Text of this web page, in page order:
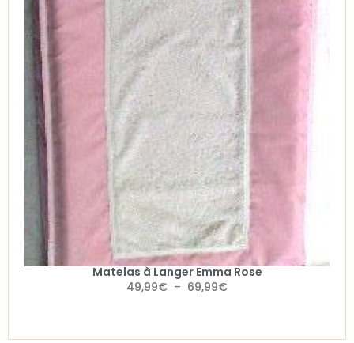
Matelas à Langer Emma Rose
49,99€ – 69,99€